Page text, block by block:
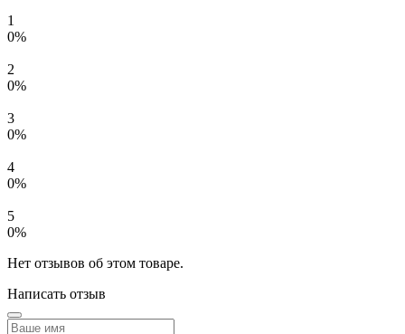
1
0%
2
0%
3
0%
4
0%
5
0%
Нет отзывов об этом товаре.
Написать отзыв